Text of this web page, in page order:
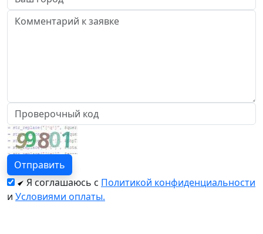
Я соглашаюсь с Политикой конфиденциальности
и Условиями оплаты.